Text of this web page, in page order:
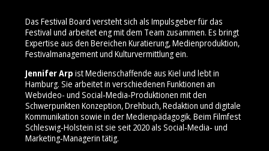
Das Festival Board versteht sich als Impulsgeber für das
Festival und arbeitet eng mit dem Team zusammen. Es bringt
Expertise aus den Bereichen Kuratierung, Medienproduktion,
Festivalmanagement und Kulturvermittlung ein.
Jennifer Arp ist Medienschaffende aus Kiel und lebt in
Hamburg. Sie arbeitet in verschiedenen Funktionen an
Webvideo- und Social‑Media‑Produktionen mit den
Schwerpunkten Konzeption, Drehbuch, Redaktion und digitale
Kommunikation sowie in der Medienpädagogik. Beim Filmfest
Schleswig-Holstein ist sie seit 2020 als Social‑Media‑ und
Marketing‑Managerin tätig.